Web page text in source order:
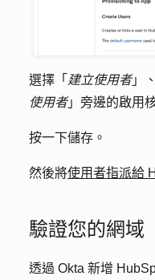
選擇「 建立使用者」、
使用者」旁邊的啟用
按一下儲存 。
然後將使用者指派給
驗證您的網域
透過 Okta 新增